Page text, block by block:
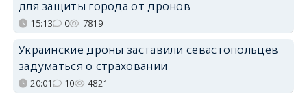
для защиты города от дронов
15:13 0 7819
Украинские дроны заставили севастопольцев
задуматься о страховании
20:01 10 4821